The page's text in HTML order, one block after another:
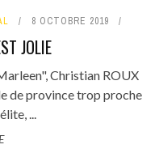
8 OCTOBRE 2019
JOLIE
Christian ROUX
de province trop proche
...